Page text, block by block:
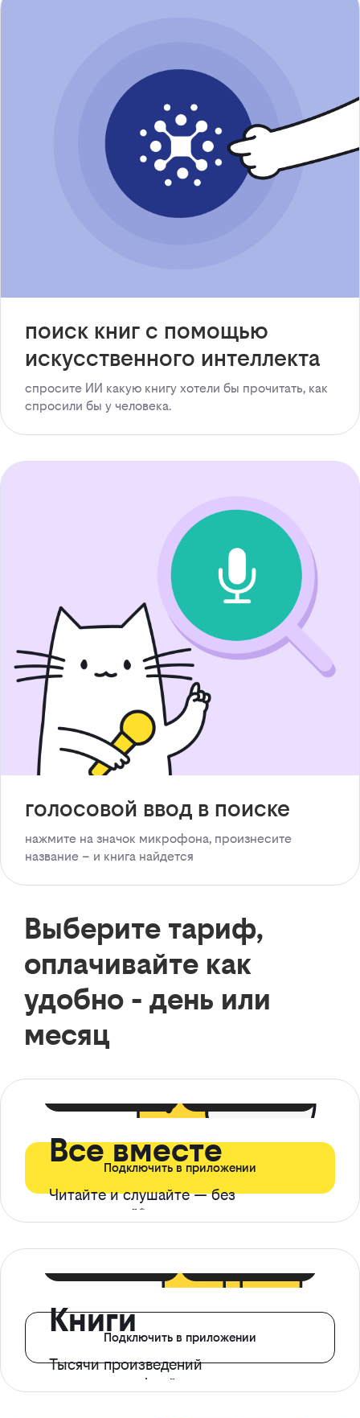
поиск книг с помощью
искусственного интеллекта
спросите ИИ какую книгу хотели бы прочитать, как
спросили бы у человека.
голосовой ввод в поиске
нажмите на значок микрофона, произнесите
название – и книга найдется
Выберите тариф,
оплачивайте как
удобно - день или
месяц
Все вместе
Читайте и слушайте — без
ограничений*
Подключить в приложении
Книги
Тысячи произведений
с доступом офлайн
Подключить в приложении